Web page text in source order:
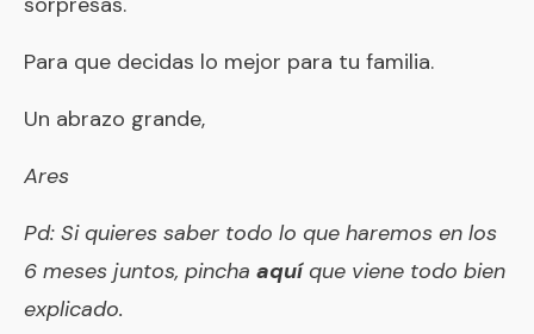
Para que decidas lo mejor para tu familia.
Un abrazo grande,
Ares
Pd: Si quieres saber todo lo que haremos en los
6 meses juntos, pincha aquí que viene todo bien
explicado.